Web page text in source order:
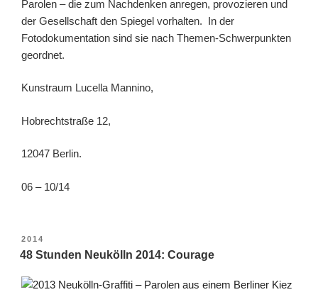
Parolen – die zum Nachdenken anregen, provozieren und
der Gesellschaft den Spiegel vorhalten. In der
Fotodokumentation sind sie nach Themen-Schwerpunkten
geordnet.
Kunstraum Lucella Mannino,
Hobrechtstraße 12,
12047 Berlin.
06 – 10/14
VERÖFFENTLICHT
AM
2014
48 Stunden Neukölln 2014: Courage